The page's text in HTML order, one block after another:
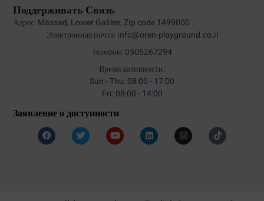
Поддерживать Связь
Адрес: Massad, Lower Galilee, Zip code 1499000
Электронная почта: info@oren-playground.co.il
телефон: 0505267294
Время активности:
Sun - Thu: 08:00 - 17:00
Fri: 08:00 - 14:00
Заявление о доступности